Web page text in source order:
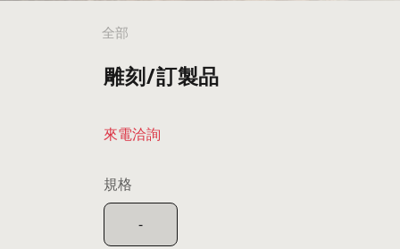
雕刻/訂製品
來電洽詢
規格
-
全部